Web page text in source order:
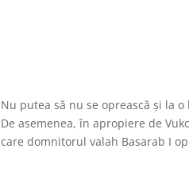
Nu putea să nu se oprească şi la
De asemenea, în apropiere de
care domnitorul valah Basarab I